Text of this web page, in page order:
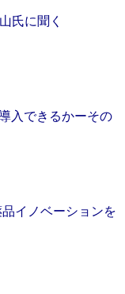
氏に聞く
入できるかーその
イノベーションを